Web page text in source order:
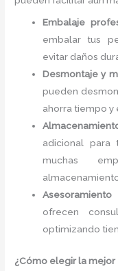
Embalaje
embalar tus
evitar daños
Desmontaje y
pueden
ahorra tiempo y
adicional para
muchas
ofrecen
optimizando
¿Cómo elegir la